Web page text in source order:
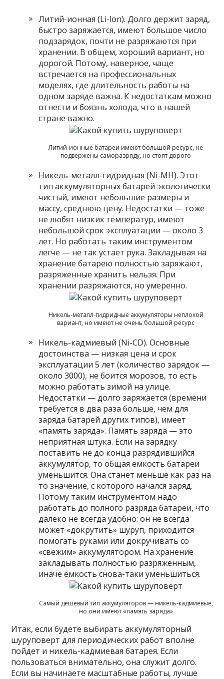
Литий-ионная (Li-lon). Долго держит заряд,
быстро заряжается, имеют большое число
подзарядок, почти не разряжаются при
хранении. В общем, хороший вариант, но
дорогой. Потому, наверное, чаще
встречается на профессиональных
моделях, где длительность работы на
одном заряде важна. К недостаткам можно
отнести и боязнь холода, что в нашей
стране важно.
Литий-ионные батареи имеют большой ресурс, не
подвержены саморазряду, но стоят дорого
Никель-металл-гидридная (Ni-MH). Этот
тип аккумуляторных батарей экологически
чистый, имеют небольшие размеры и
массу, среднюю цену. Недостатки — тоже
не любят низких температур, имеют
небольшой срок эксплуатации — около 3
лет. Но работать таким инструментом
легче — не так устает рука. Закладывая на
хранение батарею полностью заряжают,
разряженные хранить нельзя. При
хранении разряжаются, но умеренно.
Никель-металл-гидридные аккумуляторы неплохой
вариант, но имеют не очень большой ресурс
Никель-кадмиевый (Ni-CD). Основные
достоинства — низкая цена и срок
эксплуатации 5 лет (количество зарядок —
около 3000), не боится морозов, то есть
можно работать зимой на улице.
Недостатки — долго заряжается (времени
требуется в два раза больше, чем для
заряда батарей других типов), имеет
«память заряда». Память заряда — это
неприятная штука. Если на зарядку
поставить не до конца разрядившийся
аккумулятор, то общая емкость батареи
уменьшится. Она станет меньше как раз на
то значение, с которого начался заряд.
Потому таким инструментом надо
работать до полного разряда батареи, что
далеко не всегда удобно: он не всегда
может «докрутить» шуруп, приходится
помогать руками или докручивать со
«свежим» аккумулятором. На хранение
закладывать полностью разряженным,
иначе емкость снова-таки уменьшиться.
Самый дешевый тип аккумуляторов — никель-кадмиевые,
но они имеют «память заряда»
Итак, если будете выбирать аккумуляторный
шуруповерт для периодических работ вполне
пойдет и никель-кадмиевая батарея. Если
пользоваться внимательно, она служит долго.
Если вы начинаете масштабные работы, лучше